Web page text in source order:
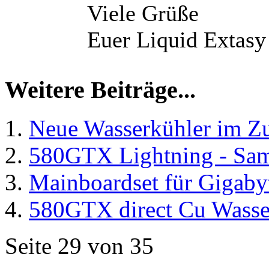
Viele Grüße
Euer Liquid Extasy
Weitere Beiträge...
Neue Wasserkühler im
580GTX Lightning -
Mainboardset für
580GTX direct Cu
Seite 29 von 35